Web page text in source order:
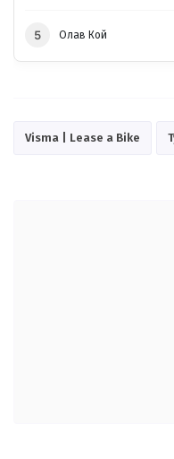
5 Олав Кой
Visma | Lease a Bike